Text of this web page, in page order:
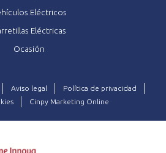
Eléctricos
Eléctricas
Ocasión
Aviso legal
Política de privacidad
Cinpy Marketing Online